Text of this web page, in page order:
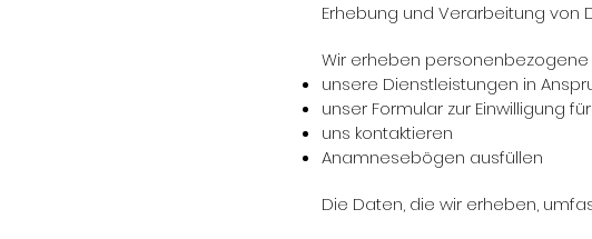
Erhebung und Verarbeitung von
Wir erheben personenbezogene
unsere Dienstleistungen in
unser Formular zur Einwilligung
uns kontaktieren
Anamnesebögen ausfüllen
Die Daten, die wir erheben,